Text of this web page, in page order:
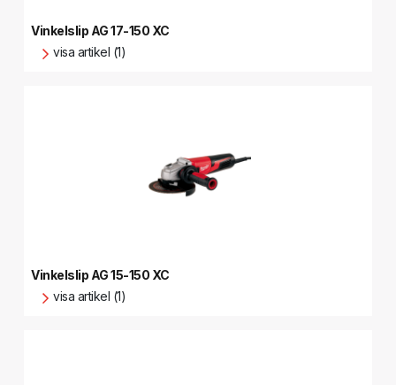
Vinkelslip AG 17-150 XC
visa artikel (1)
Vinkelslip AG 15-150 XC
visa artikel (1)